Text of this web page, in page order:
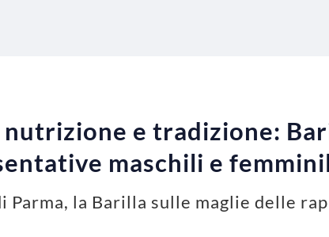
nutrizione e tradizione:
maschili e
Parma, la Barilla sulle maglie delle